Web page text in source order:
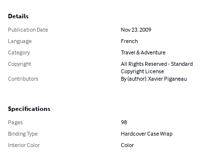
Details
Publication Date
Nov 23, 2009
Language
French
Category
Travel & Adventure
Copyright
All Rights Reserved - Standard
Copyright License
Contributors
By (author): Xavier Piganeau
Specifications
Pages
98
Binding Type
Hardcover Case Wrap
Interior Color
Color